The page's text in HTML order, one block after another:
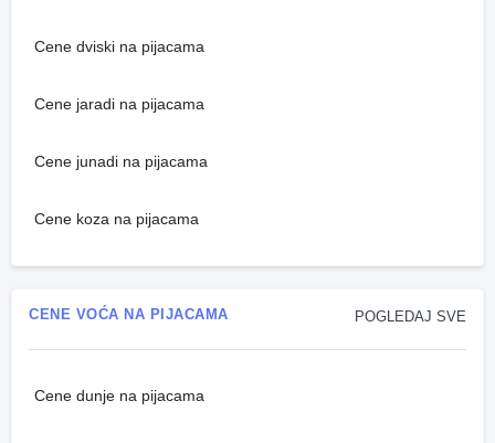
Cene dviski na pijacama
Cene jaradi na pijacama
Cene junadi na pijacama
Cene koza na pijacama
POGLEDAJ SVE
CENE VOĆA NA PIJACAMA
Cene dunje na pijacama